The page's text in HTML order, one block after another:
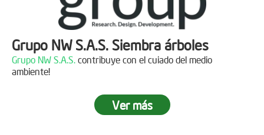
Grupo NW S.A.S. Siembra árboles
Grupo NW S.A.S. contribuye con el cuiado del medio
ambiente!
Jornada de reforestación
Ver más